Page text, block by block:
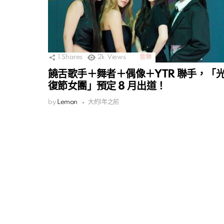
Shares 2k Views 音樂
饒舌歌手＋舞者＋偶像＋YTR 聯手，「
復節女團」預定 8 月出道！
by Lemon 大約1年之前